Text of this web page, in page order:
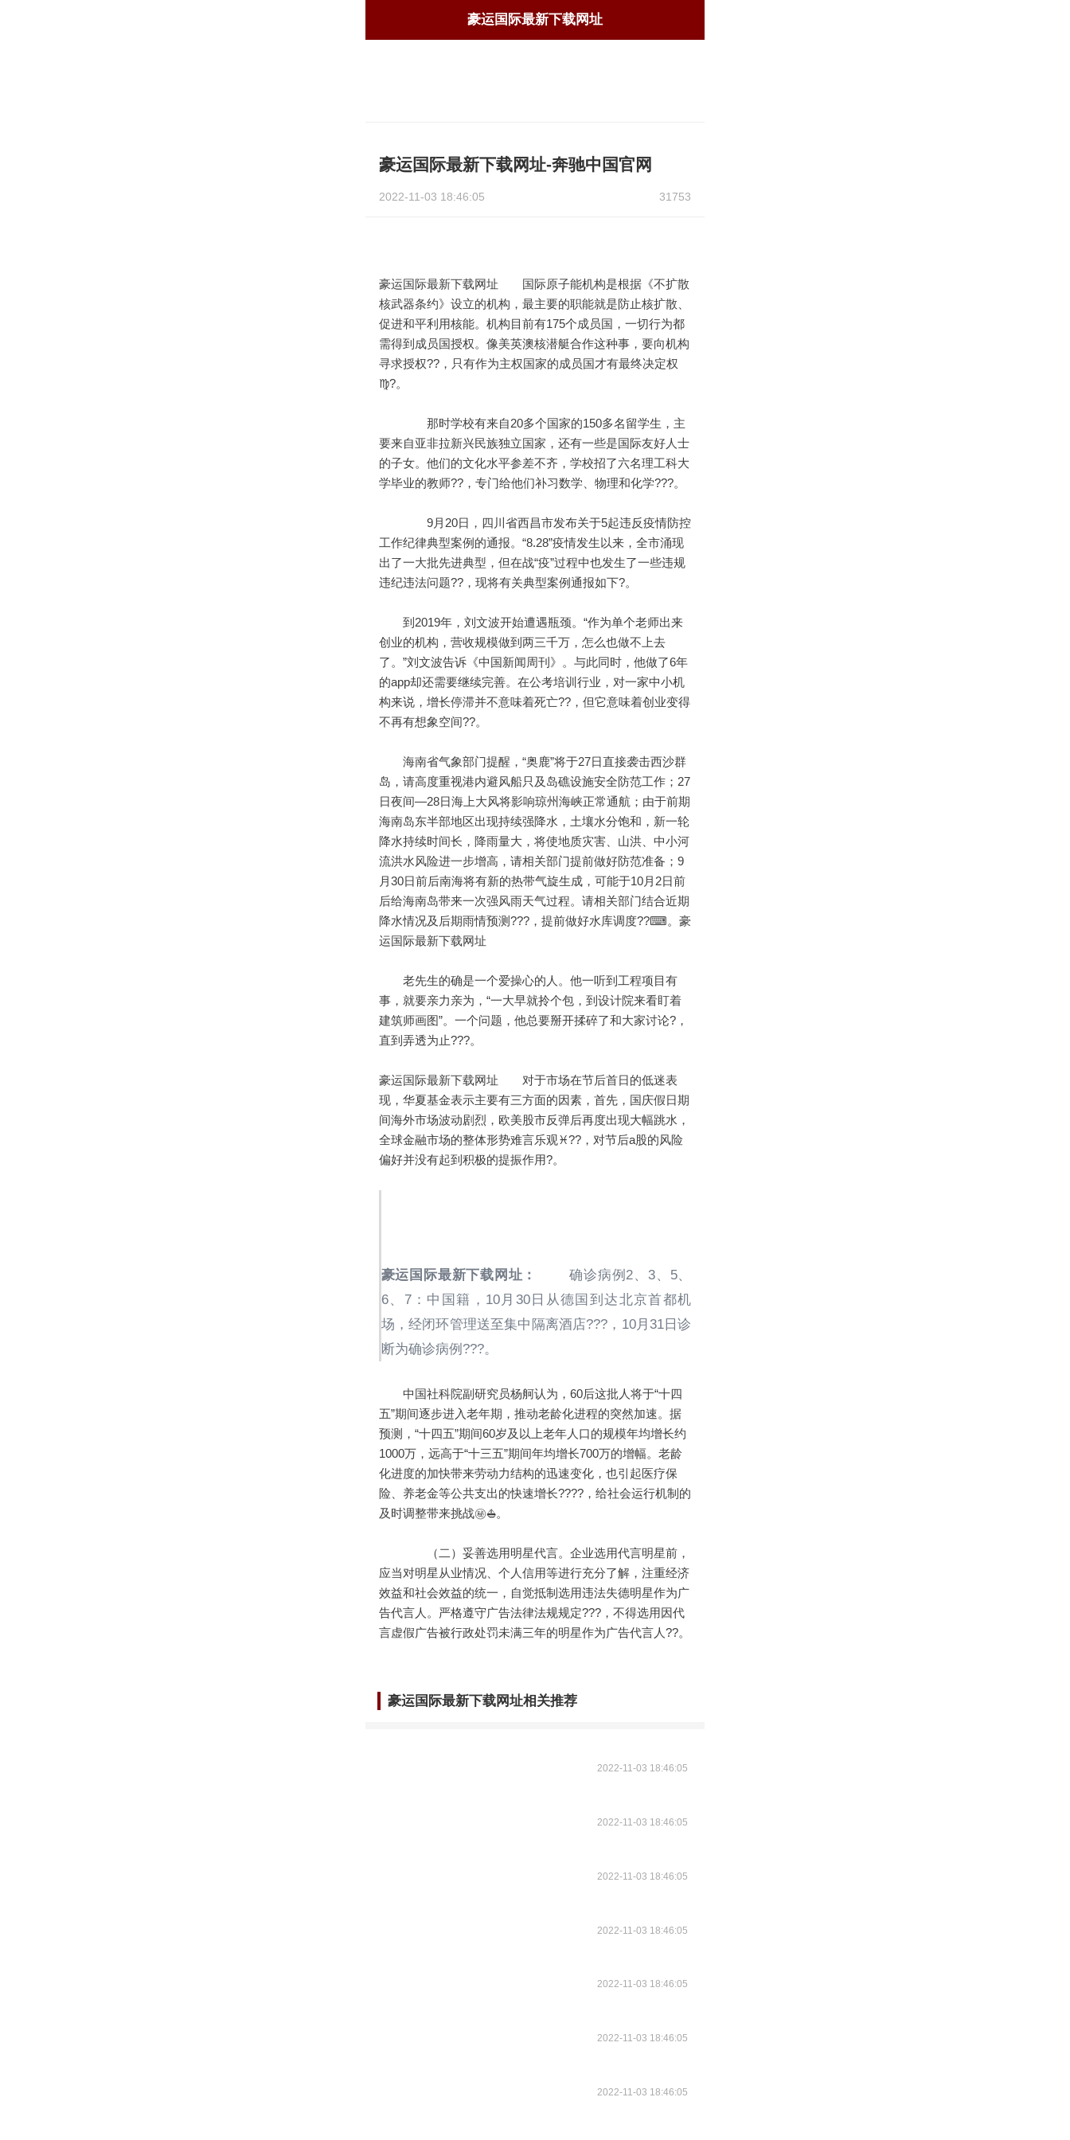
豪运国际最新下载网址
豪运国际最新下载网址-奔驰中国官网
2022-11-03 18:46:05 31753
豪运国际最新下载网址 国际原子能机构是根据《不扩散
核武器条约》设立的机构，最主要的职能就是防止核扩散、
促进和平利用核能。机构目前有175个成员国，一切行为都
需得到成员国授权。像美英澳核潜艇合作这种事，要向机构
寻求授权??，只有作为主权国家的成员国才有最终决定权
♍?。
那时学校有来自20多个国家的150多名留学生，主
要来自亚非拉新兴民族独立国家，还有一些是国际友好人士
的子女。他们的文化水平参差不齐，学校招了六名理工科大
学毕业的教师??，专门给他们补习数学、物理和化学???。
9月20日，四川省西昌市发布关于5起违反疫情防控
工作纪律典型案例的通报。“8.28”疫情发生以来，全市涌现
出了一大批先进典型，但在战“疫”过程中也发生了一些违规
违纪违法问题??，现将有关典型案例通报如下?。
到2019年，刘文波开始遭遇瓶颈。“作为单个老师出来
创业的机构，营收规模做到两三千万，怎么也做不上去
了。”刘文波告诉《中国新闻周刊》。与此同时，他做了6年
的app却还需要继续完善。在公考培训行业，对一家中小机
构来说，增长停滞并不意味着死亡??，但它意味着创业变得
不再有想象空间??。
海南省气象部门提醒，“奥鹿”将于27日直接袭击西沙群
岛，请高度重视港内避风船只及岛礁设施安全防范工作；27
日夜间—28日海上大风将影响琼州海峡正常通航；由于前期
海南岛东半部地区出现持续强降水，土壤水分饱和，新一轮
降水持续时间长，降雨量大，将使地质灾害、山洪、中小河
流洪水风险进一步增高，请相关部门提前做好防范准备；9
月30日前后南海将有新的热带气旋生成，可能于10月2日前
后给海南岛带来一次强风雨天气过程。请相关部门结合近期
降水情况及后期雨情预测???，提前做好水库调度??⌨。豪
运国际最新下载网址
老先生的确是一个爱操心的人。他一听到工程项目有
事，就要亲力亲为，“一大早就拎个包，到设计院来看盯着
建筑师画图”。一个问题，他总要掰开揉碎了和大家讨论?，
直到弄透为止???。
豪运国际最新下载网址 对于市场在节后首日的低迷表
现，华夏基金表示主要有三方面的因素，首先，国庆假日期
间海外市场波动剧烈，欧美股市反弹后再度出现大幅跳水，
全球金融市场的整体形势难言乐观♓??，对节后a股的风险
偏好并没有起到积极的提振作用?。
豪运国际最新下载网址：
确诊病例2、3、5、
6、7：中国籍，10月30日从德国到达北京首都机
场，经闭环管理送至集中隔离酒店???，10月31日诊
断为确诊病例???。
中国社科院副研究员杨舸认为，60后这批人将于“十四
五”期间逐步进入老年期，推动老龄化进程的突然加速。据
预测，“十四五”期间60岁及以上老年人口的规模年均增长约
1000万，远高于“十三五”期间年均增长700万的增幅。老龄
化进度的加快带来劳动力结构的迅速变化，也引起医疗保
险、养老金等公共支出的快速增长????，给社会运行机制的
及时调整带来挑战㊙⛵。
（二）妥善选用明星代言。企业选用代言明星前，
应当对明星从业情况、个人信用等进行充分了解，注重经济
效益和社会效益的统一，自觉抵制选用违法失德明星作为广
告代言人。严格遵守广告法律法规规定???，不得选用因代
言虚假广告被行政处罚未满三年的明星作为广告代言人??。
豪运国际最新下载网址相关推荐
2022-11-03 18:46:05
2022-11-03 18:46:05
2022-11-03 18:46:05
2022-11-03 18:46:05
2022-11-03 18:46:05
2022-11-03 18:46:05
2022-11-03 18:46:05